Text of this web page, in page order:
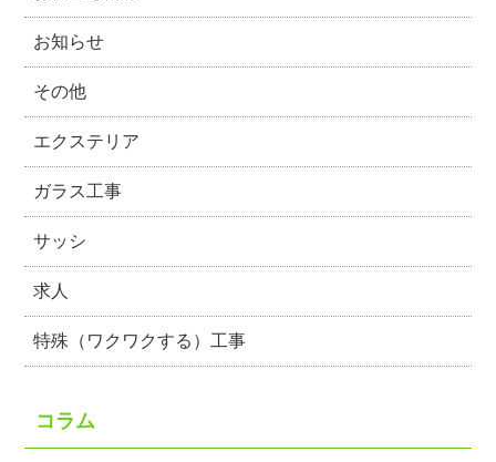
お知らせ
その他
エクステリア
ガラス工事
サッシ
求人
特殊（ワクワクする）工事
コラム